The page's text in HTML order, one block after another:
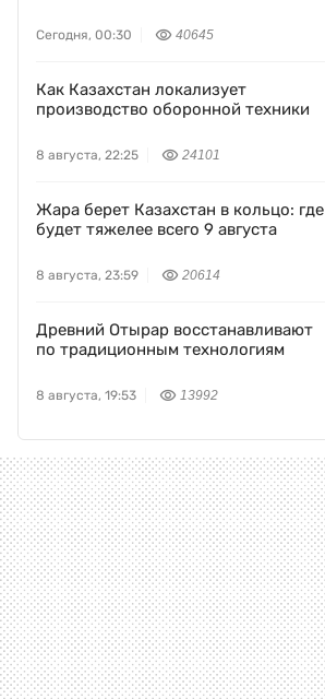
Сегодня, 00:30 40645
Как Казахстан локализует
производство оборонной техники
8 августа, 22:25 24101
Жара берет Казахстан в кольцо: где
будет тяжелее всего 9 августа
8 августа, 23:59 20614
Древний Отырар восстанавливают
по традиционным технологиям
8 августа, 19:53 13992